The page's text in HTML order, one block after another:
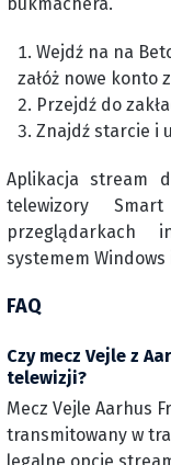
Wejdź na na
załóż nowe konto
Przejdź do
Znajdź starcie i
Aplikacja stream
telewizory
przeglądarkach
systemem Windows
FAQ
Czy mecz Vejle z
telewizji?
Mecz Vejle Aarhus
transmitowany w